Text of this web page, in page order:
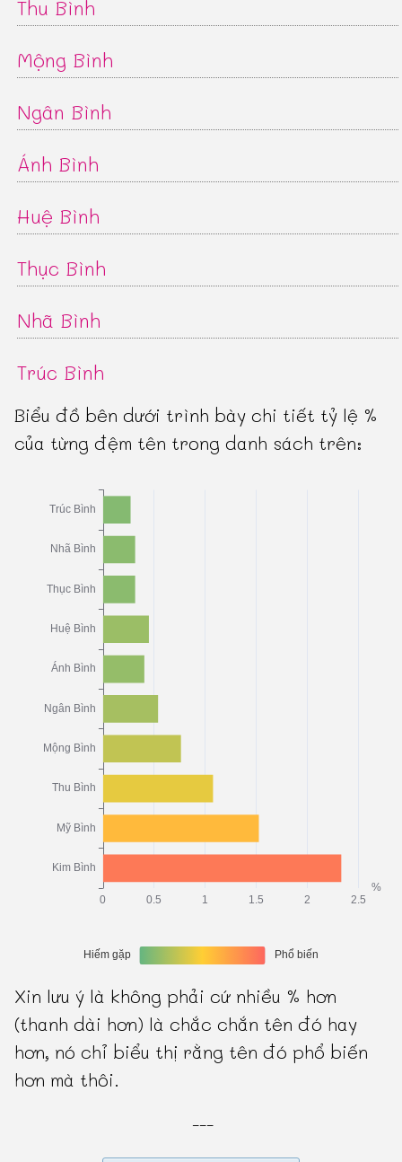
Thu Bình
Mộng Bình
Ngân Bình
Ánh Bình
Huệ Bình
Thục Bình
Nhã Bình
Trúc Bình
Biểu đồ bên dưới trình bày chi tiết tỷ lệ %
của từng đệm tên trong danh sách trên:
Xin lưu ý là không phải cứ nhiều % hơn
(thanh dài hơn) là chắc chắn tên đó hay
hơn, nó chỉ biểu thị rằng tên đó phổ biến
hơn mà thôi.
---